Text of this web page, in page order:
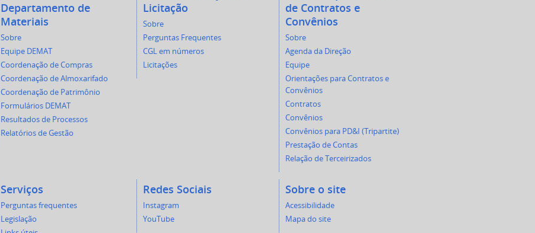
Departamento de
Materiais
Sobre
Equipe DEMAT
Coordenação de Compras
Coordenação de Almoxarifado
Coordenação de Patrimônio
Formulários DEMAT
Resultados de Processos
Relatórios de Gestão
Licitação
Sobre
Perguntas Frequentes
CGL em números
Licitações
de Contratos e
Convênios
Sobre
Agenda da Direção
Equipe
Orientações para Contratos e
Convênios
Contratos
Convênios
Convênios para PD&I (Tripartite)
Prestação de Contas
Relação de Terceirizados
Serviços
Perguntas frequentes
Legislação
Redes Sociais
Instagram
YouTube
Sobre o site
Acessibilidade
Mapa do site